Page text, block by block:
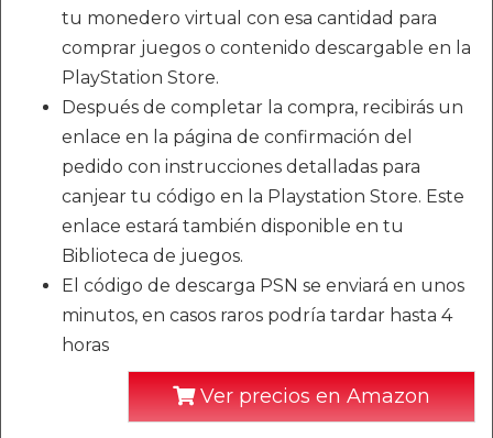
tu monedero virtual con esa cantidad para
comprar juegos o contenido descargable en la
PlayStation Store.
Después de completar la compra, recibirás un
enlace en la página de confirmación del
pedido con instrucciones detalladas para
canjear tu código en la Playstation Store. Este
enlace estará también disponible en tu
Biblioteca de juegos.
El código de descarga PSN se enviará en unos
minutos, en casos raros podría tardar hasta 4
horas
Ver precios en Amazon